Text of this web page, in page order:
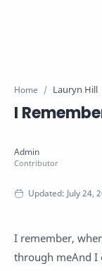
Home Lauryn Hill
I
I remember,
through meAnd I